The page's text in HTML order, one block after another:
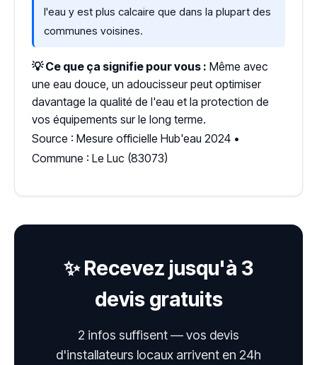
l'eau y est plus calcaire que dans la plupart des
communes voisines.
💡 Ce que ça signifie pour vous : Même avec
une eau douce, un adoucisseur peut optimiser
davantage la qualité de l'eau et la protection de
vos équipements sur le long terme.
Source : Mesure officielle Hub'eau 2024 •
Commune : Le Luc (83073)
✨ Recevez jusqu'à 3
devis gratuits
2 infos suffisent — vos devis
d'installateurs locaux arrivent en 24h